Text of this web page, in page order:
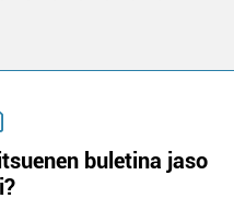
buletina jaso